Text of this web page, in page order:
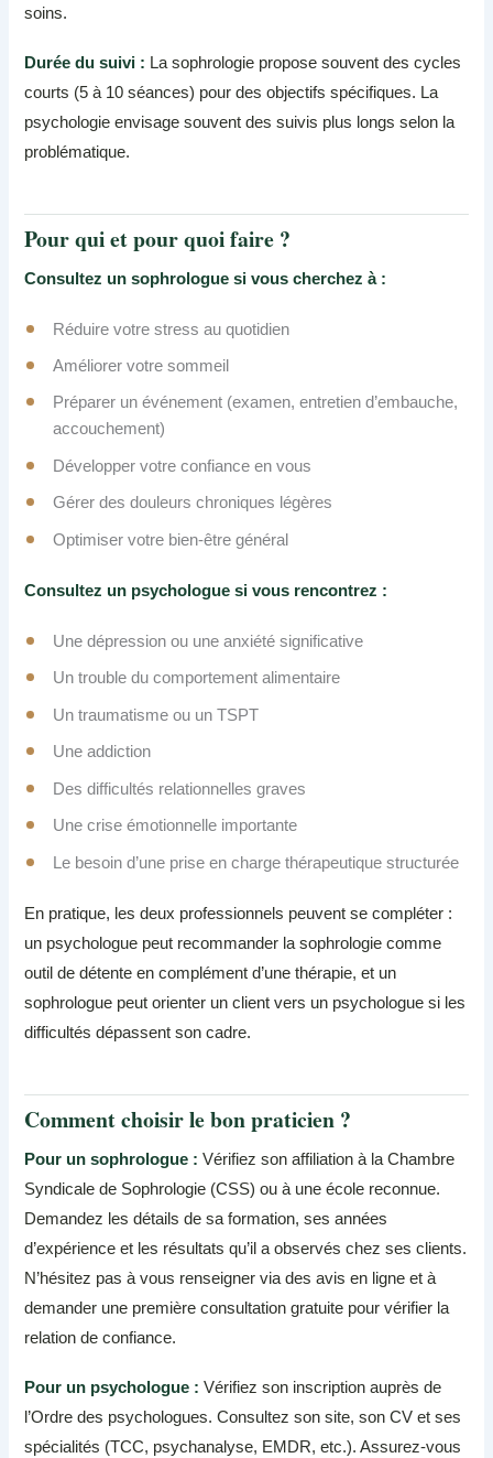
soins.
Durée du suivi : La sophrologie propose souvent des cycles
courts (5 à 10 séances) pour des objectifs spécifiques. La
psychologie envisage souvent des suivis plus longs selon la
problématique.
Pour qui et pour quoi faire ?
Consultez un sophrologue si vous cherchez à :
Réduire votre stress au quotidien
Améliorer votre sommeil
Préparer un événement (examen, entretien d’embauche,
accouchement)
Développer votre confiance en vous
Gérer des douleurs chroniques légères
Optimiser votre bien-être général
Consultez un psychologue si vous rencontrez :
Une dépression ou une anxiété significative
Un trouble du comportement alimentaire
Un traumatisme ou un TSPT
Une addiction
Des difficultés relationnelles graves
Une crise émotionnelle importante
Le besoin d’une prise en charge thérapeutique structurée
En pratique, les deux professionnels peuvent se compléter :
un psychologue peut recommander la sophrologie comme
outil de détente en complément d’une thérapie, et un
sophrologue peut orienter un client vers un psychologue si les
difficultés dépassent son cadre.
Comment choisir le bon praticien ?
Pour un sophrologue : Vérifiez son affiliation à la Chambre
Syndicale de Sophrologie (CSS) ou à une école reconnue.
Demandez les détails de sa formation, ses années
d’expérience et les résultats qu’il a observés chez ses clients.
N’hésitez pas à vous renseigner via des avis en ligne et à
demander une première consultation gratuite pour vérifier la
relation de confiance.
Pour un psychologue : Vérifiez son inscription auprès de
l’Ordre des psychologues. Consultez son site, son CV et ses
spécialités (TCC, psychanalyse, EMDR, etc.). Assurez-vous